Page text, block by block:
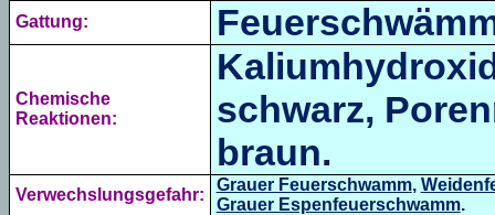
Gattung:
Chemische
Reaktionen:
schwarz,
braun.
Verwechslungsgefahr:
Grauer Feuerschwamm,
Grauer Espenfeuerschwamm.